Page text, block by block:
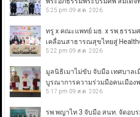
5:25 pm 09 ส.ค. 2026
ทรู x คณะแพทย์ มธ. x รพ.ธรรม
เคลื่อนสาธารณสุขไทยสู่
5:22 pm 09 ส.ค. 2026
มูลนิธิเมาไม่ขับ จับมือ เทศบาลเ
บูรณาการความร่วมมือคนเมือง
5:17 pm 09 ส.ค. 2026
รพ.พญาไท 3 จับมือ สนท. จัดอ